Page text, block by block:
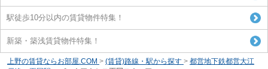
駅徒歩10分以内の賃貸物件特集！
新築・築浅賃貸物件特集！
上野の賃貸ならお部屋.COM > (賃貸)路線・駅から探す > 都営地下鉄都営大江